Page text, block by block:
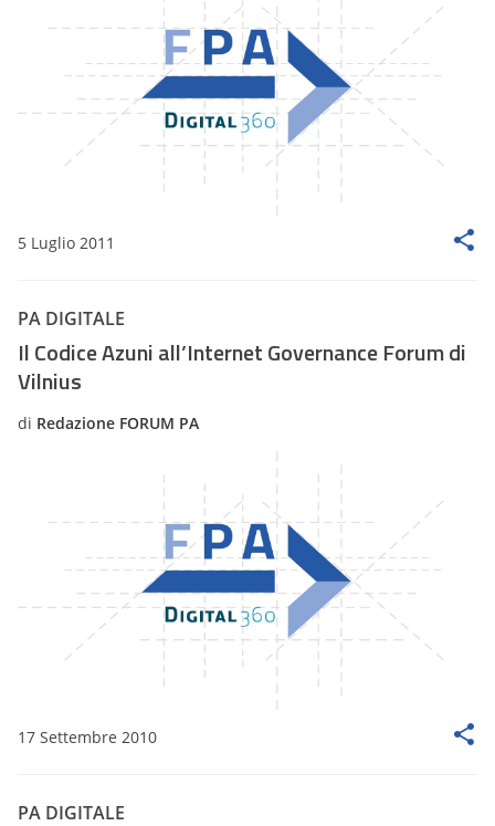
5 Luglio 2011
PA DIGITALE
Il Codice Azuni all’Internet Governance Forum di
Vilnius
di Redazione FORUM PA
17 Settembre 2010
PA DIGITALE